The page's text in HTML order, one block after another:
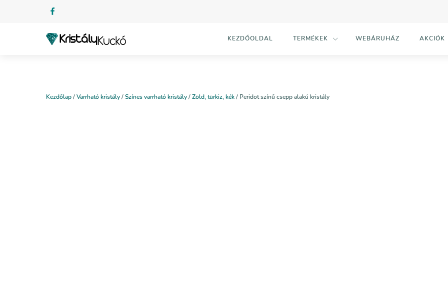
KEZDŐOLDAL TERMÉKEK WEBÁRUHÁZ AKCIÓK
Kezdőlap/Varrható kristály/Színes varrható kristály/Zöld, türkiz, kék/ Peridot színű csepp alakú kristály